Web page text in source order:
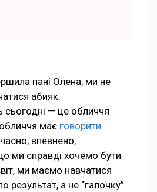
пані Олена, ми не
абияк.
— це обличчя
обличчя має говорити
впевнено,
ми справді хочемо бути
ми маємо навчатися
результат, а не “галочку”.